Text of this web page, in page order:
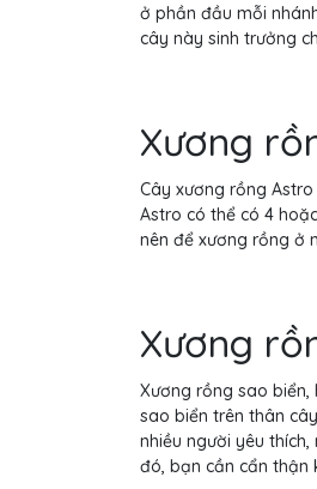
ở phần đầu mỗi
cây này sinh trưởng
Xương
Cây xương rồng
Astro có thể có 4
nên để xương rồng ở
Xương
Xương rồng sao
sao biển trên thân
nhiều người yêu
đó, bạn cần cẩn thận